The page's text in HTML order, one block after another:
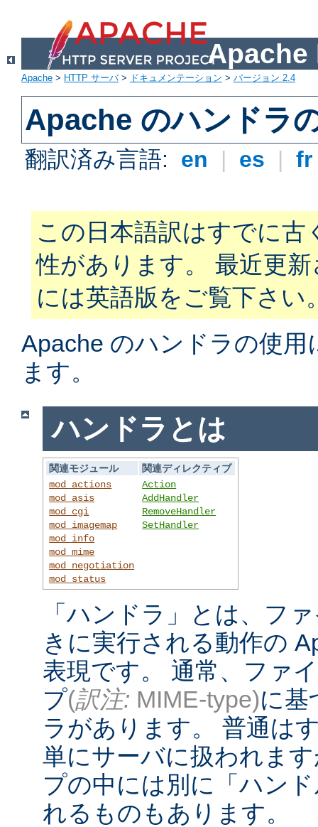
Apache
Apache > HTTP サーバ> ドキュメンテーション > バージョン 2.4
Apache のハンドラ
翻訳済み言語: en | es |
この日本語訳はすでに古
性があります。 最近更
には英語版をご覧下さい
Apache のハンドラの使
ます。
ハンドラとは
関連モジュール
関連ディレクティブ
mod_actions
mod_asis
mod_cgi
mod_imagemap
mod_info
mod_mime
mod_negotiation
mod_status
Action
AddHandler
RemoveHandler
SetHandler
「ハンドラ」とは、フ
きに実行される動作の
表現です。 通常、ファ
プ(訳注: MIME-type)に基
ラがあります。 普通は
単にサーバに扱われま
プの中には別に「ハン
れるものもあります。